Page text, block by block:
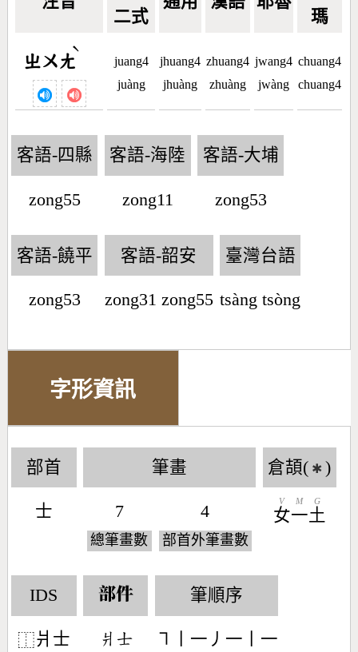
二式 瑪
ㄓㄨㄤ
ˋ
juang4
juàng
jhuang4
jhuàng
zhuang4
zhuàng
jwang4
jwàng
chuang4
chuang4
客語-四縣
zong55
客語-海陸
zong11
客語-大埔
zong53
客語-饒平
zong53
客語-韶安
zong31 zong55
臺灣台語
tsàng tsòng
字形資訊
部首
士
筆畫
7
總筆畫數
4
部首外筆畫數
倉頡( ✱ )
女
V
一
M
土
G
IDS
⿰爿士
部件
󶄉󶁤
筆順序
㇕丨一丿一丨一